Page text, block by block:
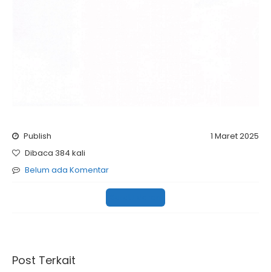
Publish
1 Maret 2025
Dibaca 384 kali
Belum ada Komentar
Post Terkait